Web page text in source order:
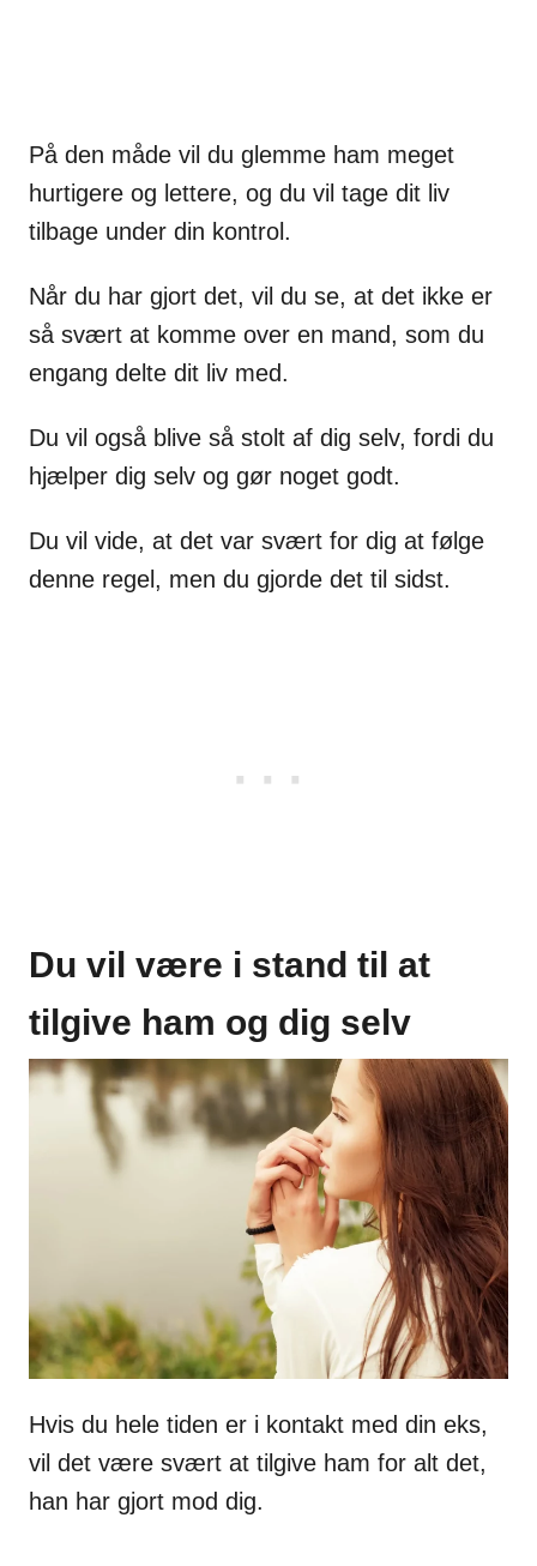
På den måde vil du glemme ham meget
hurtigere og lettere, og du vil tage dit liv
tilbage under din kontrol.
Når du har gjort det, vil du se, at det ikke er
så svært at komme over en mand, som du
engang delte dit liv med.
Du vil også blive så stolt af dig selv, fordi du
hjælper dig selv og gør noget godt.
Du vil vide, at det var svært for dig at følge
denne regel, men du gjorde det til sidst.
Du vil være i stand til at
tilgive ham og dig selv
Hvis du hele tiden er i kontakt med din eks,
vil det være svært at tilgive ham for alt det,
han har gjort mod dig.